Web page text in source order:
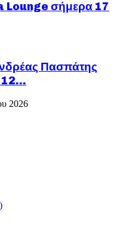
Lounge σήμερα 17
Πασπάτης
2026